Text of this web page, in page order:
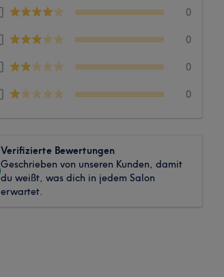
0
0
0
0
Verifizierte Bewertungen
Geschrieben von unseren Kunden, damit
du weißt, was dich in jedem Salon
erwartet.